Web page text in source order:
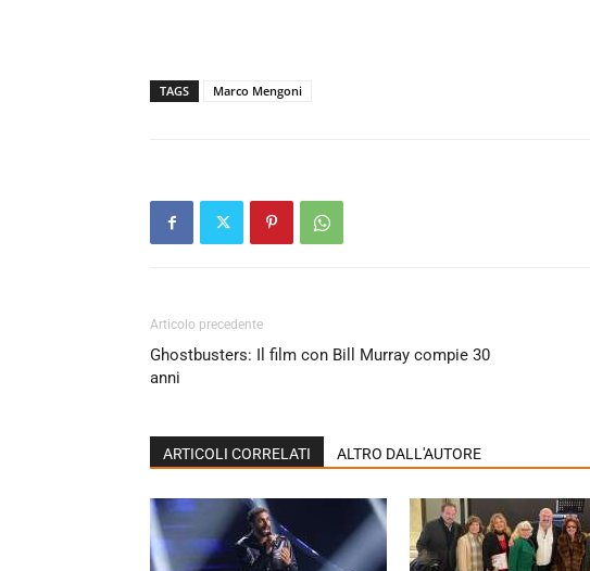
TAGS Marco Mengoni
Articolo precedente
Ghostbusters: Il film con Bill Murray compie 30
anni
ARTICOLI CORRELATI ALTRO DALL'AUTORE